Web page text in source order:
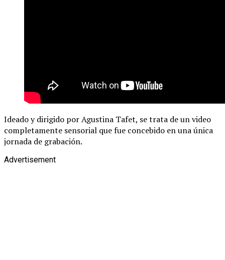
Ideado y dirigido por Agustina Tafet, se trata de un video
completamente sensorial que fue concebido en una única
jornada de grabación.
Advertisement